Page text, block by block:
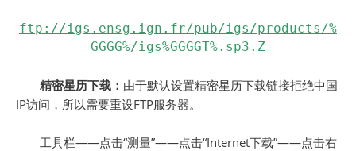
ftp://igs.ensg.ign.fr/pub/igs/products/%
GGGG%/igs%GGGGT%.sp3.Z
精密星历下载： 由于默认设置精密星历下载链接拒绝中国
IP访问，所以需要重设FTP服务器。
工具栏——点击“测量”——点击“Internet下载”——点击右